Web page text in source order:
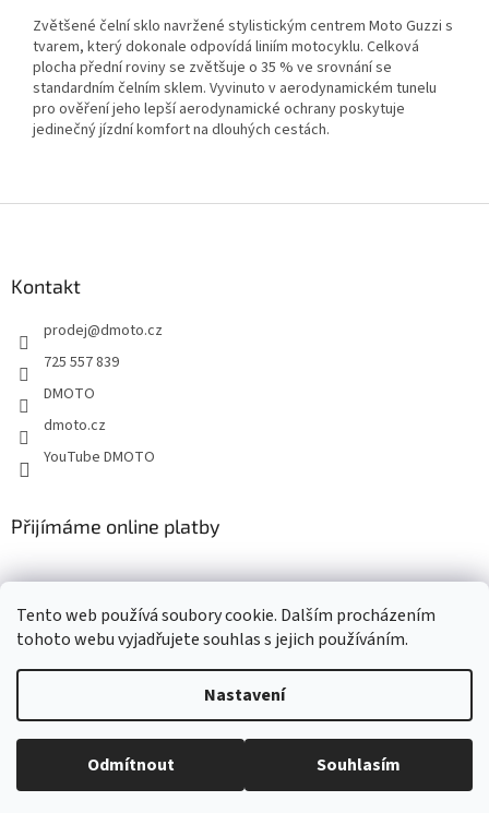
Tento web používá soubory cookie. Dalším procházením
tohoto webu vyjadřujete souhlas s jejich používáním.
Nastavení
Odmítnout Souhlasím
Zvětšené čelní sklo navržené stylistickým centrem Moto Guzzi s
tvarem, který dokonale odpovídá liniím motocyklu. Celková
plocha přední roviny se zvětšuje o 35 % ve srovnání se
standardním čelním sklem. Vyvinuto v aerodynamickém tunelu
pro ověření jeho lepší aerodynamické ochrany poskytuje
jedinečný jízdní komfort na dlouhých cestách.
Kontakt
prodej@dmoto.cz
725 557 839
DMOTO
dmoto.cz
YouTube DMOTO
Přijímáme online platby
Vytvořil Shoptet
Copyright 2026DMOTO s.r.o. . Všechna práva vyhrazena.